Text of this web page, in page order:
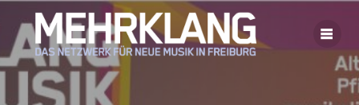
Zum
Inhalt
springen